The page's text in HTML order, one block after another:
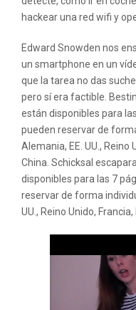
hackear una red wifi y
Edward Snowden nos
un smartphone en un
que la tarea no das
pero sí era factible.
están disponibles para
pueden reservar de
Alemania, EE. UU., Reino
China. Schicksal
disponibles para las 7
reservar de forma
UU., Reino Unido,